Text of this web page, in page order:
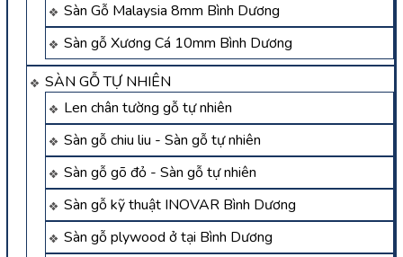
Sàn Gỗ Malaysia 8mm Bình Dương
Sàn gỗ Xương Cá 10mm Bình Dương
SÀN GỖ TỰ NHIÊN
Len chân tường gỗ tự nhiên
Sàn gỗ chiu liu - Sàn gỗ tự nhiên
Sàn gỗ gõ đỏ - Sàn gỗ tự nhiên
Sàn gỗ kỹ thuật INOVAR Bình Dương
Sàn gỗ plywood ở tại Bình Dương